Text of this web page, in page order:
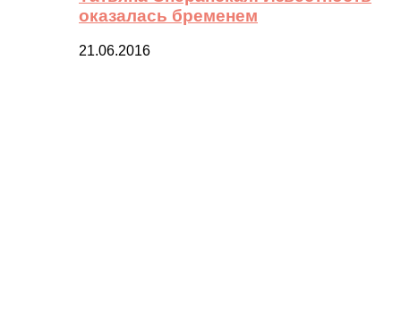
оказалась бременем
21.06.2016